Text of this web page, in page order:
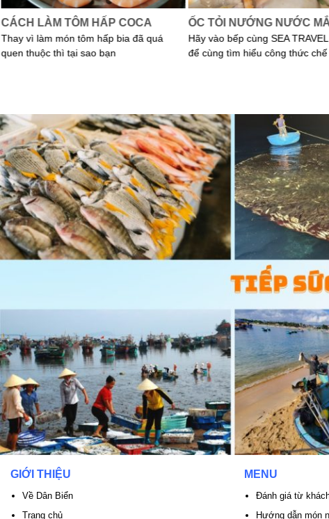
CÁCH LÀM TÔM HẤP COCA
Thay vì làm món tôm hấp bia đã quá
quen thuộc thì tại sao bạn
ỐC TỎI NƯỚNG NƯỚC
Hãy vào bếp cùng SEA
để cùng tìm hiểu công thức
GIỚI THIỆU
Về Dân Biển
Trang chủ
MENU
Đánh giá từ
Hướng dẫn món